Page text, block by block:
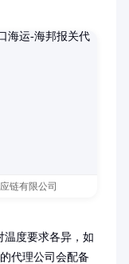
链有限公司
温度要求各异，如
代理公司会配备